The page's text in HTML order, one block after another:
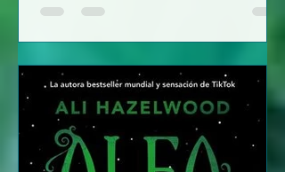
Josh el hemano de su mejor amiga se
guerrera y que pronto todo va cambiar,
que ella pertenece a una estirpe de
hijas de la luna y que su cometido es
acabar con sombras y vampiros. Es una
historia de amor, aventuras, fantasía,